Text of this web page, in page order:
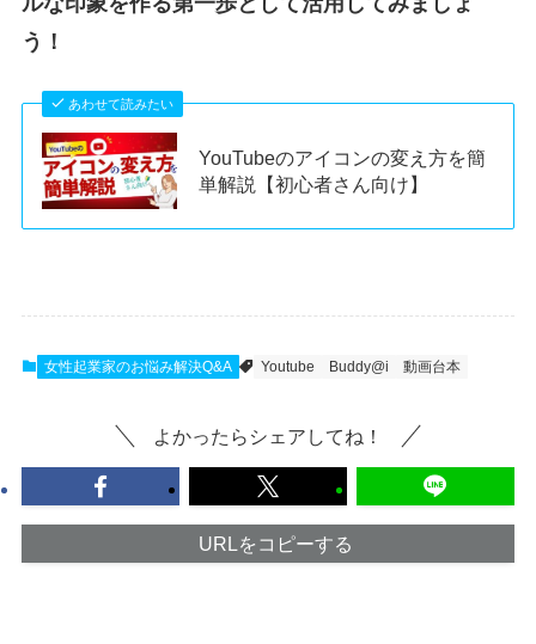
う！
あわせて読みたい
YouTubeのアイコンの変え方を簡
単解説【初心者さん向け】
女性起業家のお悩み解決Q&A Youtube Buddy@i 動画台本
よかったらシェアしてね！
URLをコピーする